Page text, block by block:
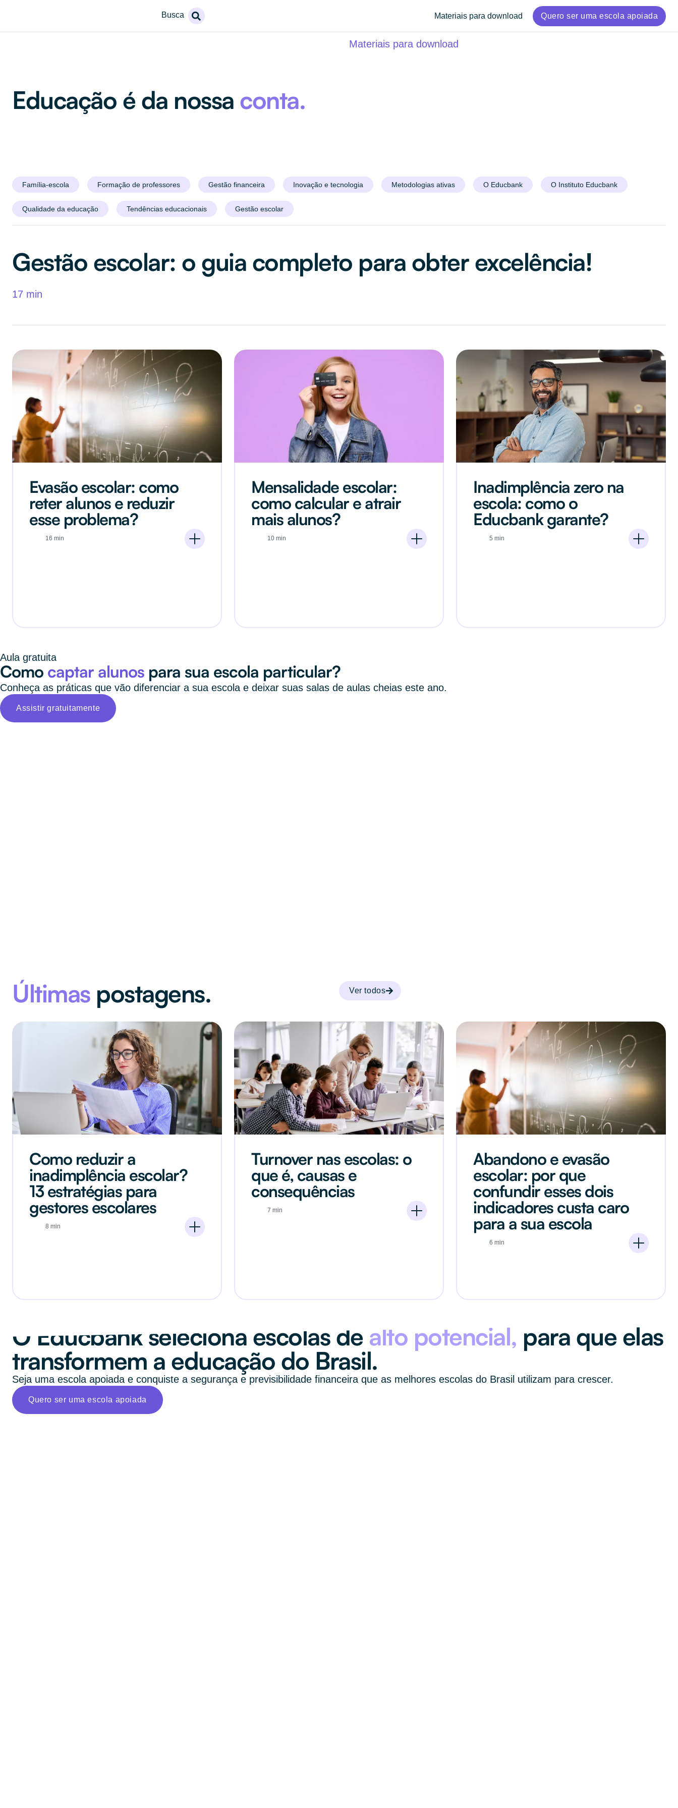
Busca Quero ser uma escola apoiada
Materiais para download
Materiais para download
Educação é da nossa conta.
Família-escola Formação de professores Gestão financeira Inovação e tecnologia Metodologias ativas O Educbank O Instituto Educbank
Qualidade da educação Tendências educacionais Gestão escolar
Gestão escolar: o guia completo para obter excelência!
17 min
Evasão escolar: como
reter alunos e reduzir
esse problema?
16 min
Mensalidade escolar:
como calcular e atrair
mais alunos?
10 min
Inadimplência zero na
escola: como o
Educbank garante?
5 min
Aula gratuita
Como captar alunos para sua escola particular?
Conheça as práticas que vão diferenciar a sua escola e deixar suas salas de aulas cheias este ano.
Assistir gratuitamente
Últimaspostagens. Ver todos
Como reduzir a
inadimplência escolar?
13 estratégias para
gestores escolares
8 min
Turnover nas escolas: o
que é, causas e
consequências
7 min
Abandono e evasão
escolar: por que
confundir esses dois
indicadores custa caro
para a sua escola
6 min
O Educbank seleciona escolas de alto potencial, para que elas
transformem a educação do Brasil.
Seja uma escola apoiada e conquiste a segurança e previsibilidade financeira que as melhores escolas do Brasil utilizam para crescer.
Quero ser uma escola apoiada